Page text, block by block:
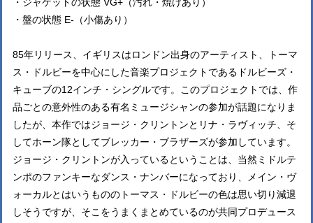
・盤の状態 E-（小傷あり）
85年リリース、イギリスはロンドン出身のアーティスト、トーマ
ス・ドルビーを中心にした音楽プロジェクトであるドルビーズ・
キューブの12インチ・シングルです。このプロジェクトでは、作
品ごとの意外性のある有名ミュージシャンの参加が話題になりま
したが、本作ではジョージ・クリントンとリナ・ラヴィッチ、そ
してホーン隊としてブレッカー・ブラザーズが参加しています。
ジョージ・クリントンが入っているということは、当然ミドルテ
ンポのファンキーなダンス・ナンバーになっており、メイン・ヴ
ォーカルとはいうもののトーマス・ドルビーの色は思い切り減退
しそうですが、そこをうまくまとめているのが共同プロデュース